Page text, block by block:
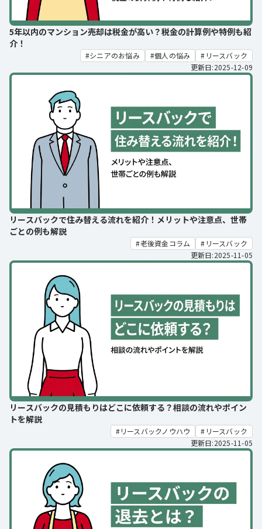
5年以内のマンション売却は税金が高い？税金の計算例や特例も紹
介！
シニアのお悩み 個人の悩み
リースバック
更新日:2025-12-09
リースバックで住み替える流れを紹介！メリットや注意点、世帯
ごとの例も解説
老後資金コラム
リースバック
更新日:2025-11-05
リースバックの見積もりはどこに依頼する？相談の流れやポイン
トを解説
リースバックノウハウ
リースバック
更新日:2025-11-05